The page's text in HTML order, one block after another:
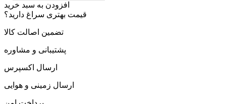
افزودن به سبد خرید
قیمت بهتری سراغ دارید؟
تضمین اصالت کالا
پشتیبانی و مشاوره
ارسال اکسپرس
ارسال زمینی و هوایی